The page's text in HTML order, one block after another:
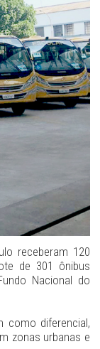
receberam 120
de 301 ônibus
Nacional do
como diferencial,
zonas urbanas e